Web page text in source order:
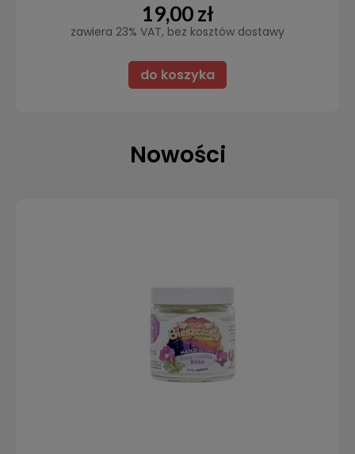
19,00 zł
zawiera 23% VAT, bez kosztów dostawy
do koszyka
Nowości